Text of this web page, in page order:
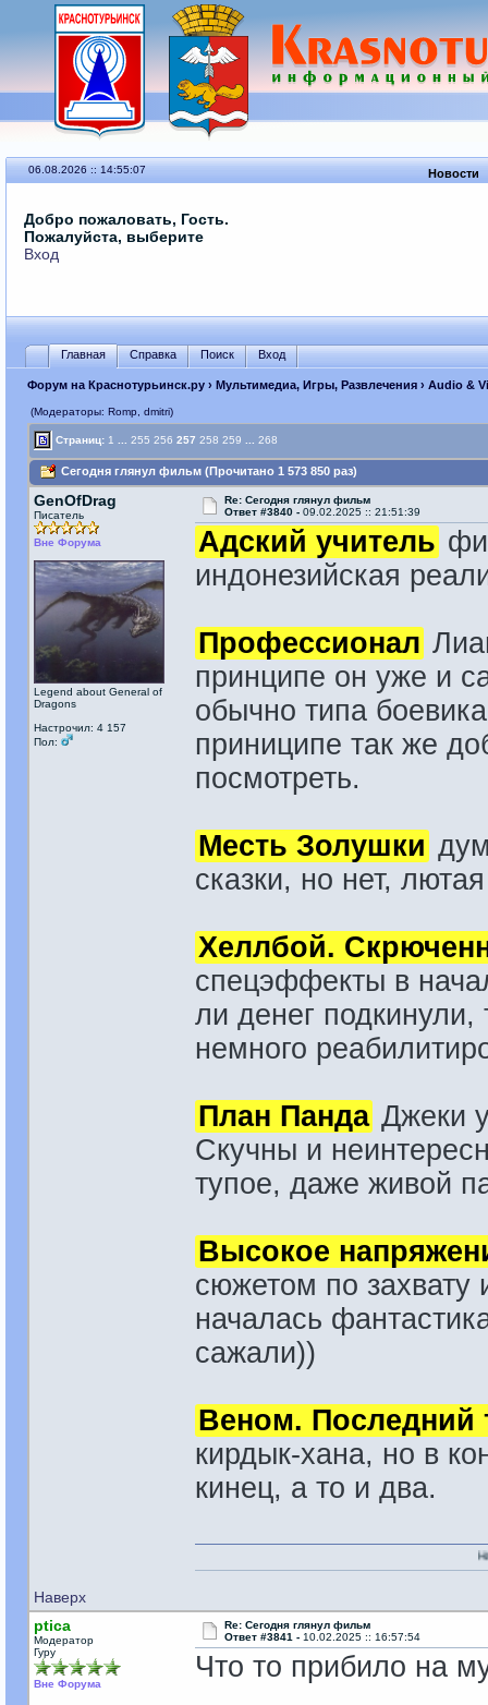
06.08.2026 :: 14:55:07 Новости
Добро пожаловать, Гость.
Пожалуйста, выберите
Вход
Главная Справка Поиск Вход
Форум на Краснотурьинск.ру› Мультимедиа, Игры, Развлечения› Audio &
(Модераторы: Romp, dmitri)
Страниц: 1 255 256 257 258 259 268
Сегодня глянул фильм (Прочитано 1 573 850 раз)
GenOfDrag
Писатель
Вне Форума
Legend about General of
Dragons
Настрочил: 4 157
Пол:
Re: Сегодня глянул фильм
Ответ #3840 - 09.02.2025 :: 21:51:39
Адский учитель
индонезийская
Профессионал
принципе он уже и
обычно типа
приниципе так же
посмотреть.
Месть Золушки
сказки, но нет,
Хеллбой.
спецэффекты в
ли денег
немного
План Панда Джеки
Скучны и
тупое, даже живой
Высокое
сюжетом по захвату
началась
сажали))
Веном. Последний
кирдык-хана, но в
кинец, а то и два.
Наверх
На моей
ptica
Модератор
Гуру
Вне Форума
Re: Сегодня глянул фильм
Ответ #3841 - 10.02.2025 :: 16:57:54
Что то прибило на